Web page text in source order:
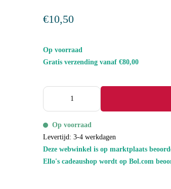
€10,50
Op voorraad
Gratis verzending vanaf €80,00
Op voorraad
Levertijd: 3-4 werkdagen
Deze webwinkel is op marktplaats
Ello's cadeaushop wordt op Bol.com